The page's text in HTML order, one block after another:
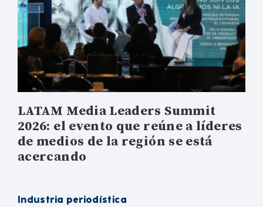
LATAM Media Leaders Summit
2026: el evento que reúne a líderes
de medios de la región se está
acercando
Industria periodística